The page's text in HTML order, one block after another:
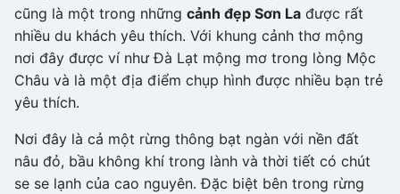
cũng là một trong những cảnh đẹp Sơn La được rất
nhiều du khách yêu thích. Với khung cảnh thơ mộng
nơi đây được ví như Đà Lạt mộng mơ trong lòng Mộc
Châu và là một địa điểm chụp hình được nhiều bạn trẻ
yêu thích.
Nơi đây là cả một rừng thông bạt ngàn với nền đất
nâu đỏ, bầu không khí trong lành và thời tiết có chút
se se lạnh của cao nguyên. Đặc biệt bên trong rừng